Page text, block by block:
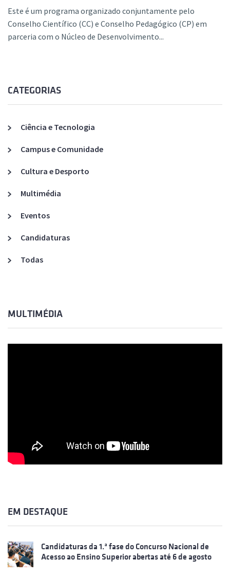
Este é um programa organizado conjuntamente pelo
Conselho Científico (CC) e Conselho Pedagógico (CP) em
parceria com o Núcleo de Desenvolvimento...
CATEGORIAS
Ciência e Tecnologia
Campus e Comunidade
Cultura e Desporto
Multimédia
Eventos
Candidaturas
Todas
MULTIMÉDIA
EM DESTAQUE
Candidaturas da 1.ª fase do Concurso Nacional de
Acesso ao Ensino Superior abertas até 6 de agosto